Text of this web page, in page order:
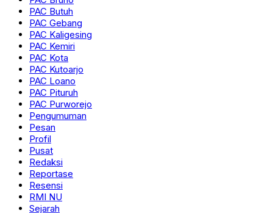
PAC Butuh
PAC Gebang
PAC Kaligesing
PAC Kemiri
PAC Kota
PAC Kutoarjo
PAC Loano
PAC Pituruh
PAC Purworejo
Pengumuman
Pesan
Profil
Pusat
Redaksi
Reportase
Resensi
RMI NU
Sejarah